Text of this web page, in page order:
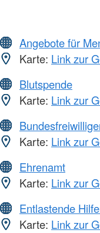
Angebote für
Karte: Link zur
Blutspende
Karte: Link zur
Karte: Link zur
Ehrenamt
Karte: Link zur
Entlastende
Karte: Link zur